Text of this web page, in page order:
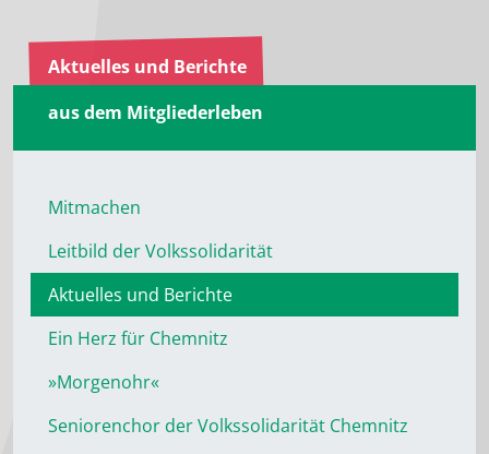
Aktuelles und Berichte
aus dem Mitgliederleben
Mitmachen
Leitbild der Volkssolidarität
Aktuelles und Berichte
Ein Herz für Chemnitz
»Morgenohr«
Seniorenchor der Volkssolidarität Chemnitz